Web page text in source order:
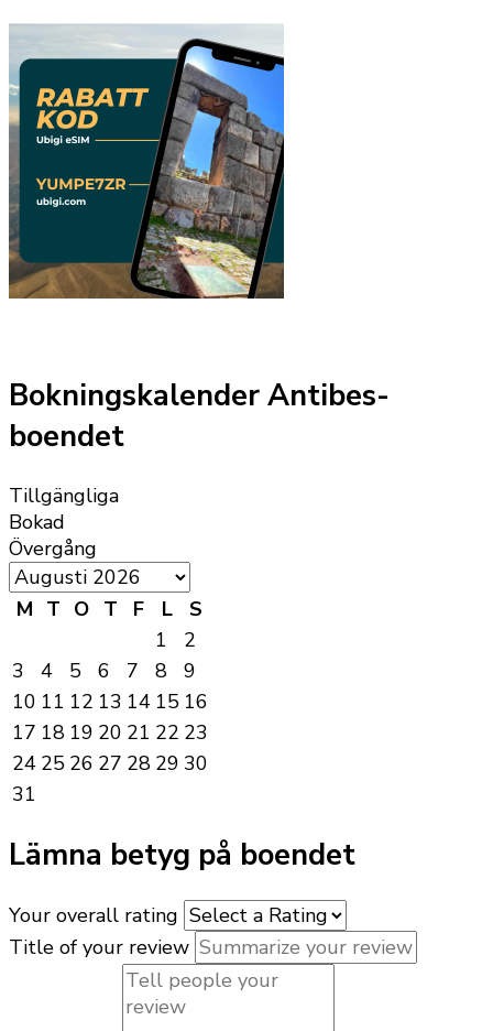
Bokningskalender Antibes-
boendet
Tillgängliga
Bokad
Övergång
M T O T F L
S
1
2
3
4 5 6 7 8
9
10 11 12 13 14 15 16
17 18 19 20 21 22 23
24 25 26 27 28 29 30
31
Lämna betyg på boendet
Your overall rating
Title of your review